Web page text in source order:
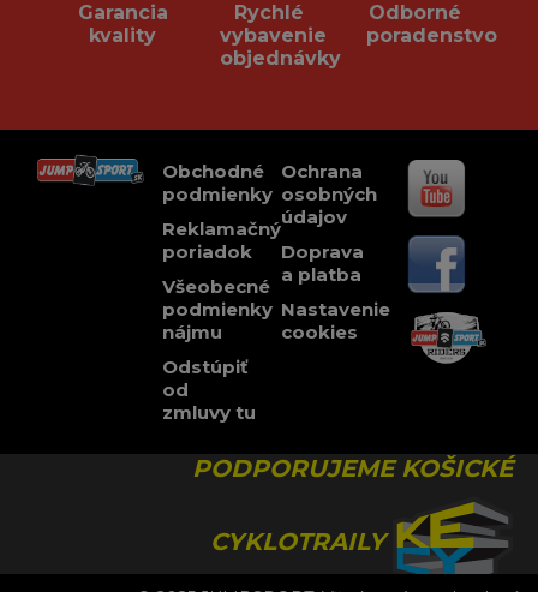
Garancia
kvality
Rychlé
vybavenie
objednávky
Odborné
poradenstvo
Obchodné
podmienky
Reklamačný
poriadok
Všeobecné
podmienky
nájmu
Odstúpiť
od
zmluvy tu
Ochrana
osobných
údajov
Doprava
a platba
Nastavenie
cookies
PODPORUJEME KOŠICKÉ
CYKLOTRAILY